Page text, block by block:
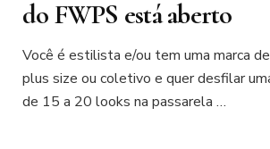
do FWPS está aberto
Você é estilista e/ou tem uma marca
plus size ou coletivo e quer desfilar
de 15 a 20 looks na passarela …